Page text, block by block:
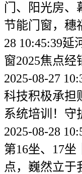
门、阳光房、
节能门窗，穗
28 10:45:39延
窗2025焦点
2025-08-27
科技积极承担
系统培训！守
2025-08-28
第16坐、17
点，巍然立于